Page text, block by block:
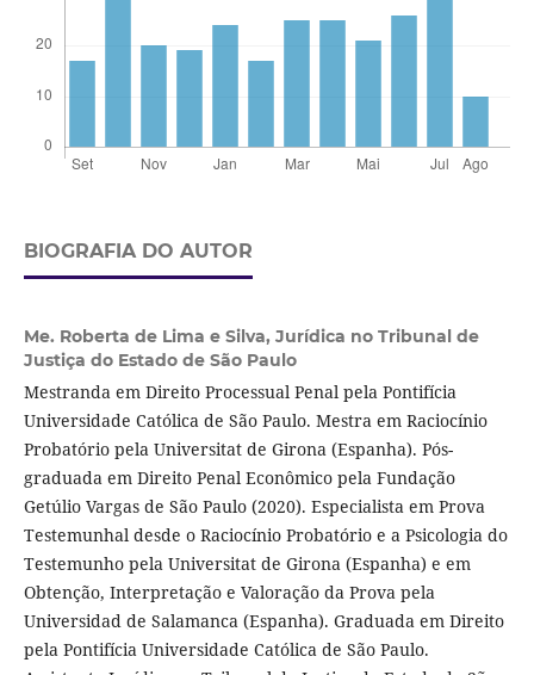
BIOGRAFIA DO AUTOR
Me. Roberta de Lima e Silva, Jurídica no Tribunal de
Justiça do Estado de São Paulo
Mestranda em Direito Processual Penal pela Pontifícia
Universidade Católica de São Paulo. Mestra em Raciocínio
Probatório pela Universitat de Girona (Espanha). Pós-
graduada em Direito Penal Econômico pela Fundação
Getúlio Vargas de São Paulo (2020). Especialista em Prova
Testemunhal desde o Raciocínio Probatório e a Psicologia do
Testemunho pela Universitat de Girona (Espanha) e em
Obtenção, Interpretação e Valoração da Prova pela
Universidad de Salamanca (Espanha). Graduada em Direito
pela Pontifícia Universidade Católica de São Paulo.